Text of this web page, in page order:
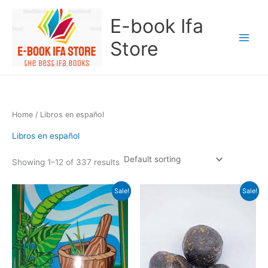
E-book Ifa
Store
Home / Libros en español
Libros en español
Showing 1–12 of 337 results
Sale!
Original
price
was:
$30.00.
Current
price
is:
$15.00.
Sale!